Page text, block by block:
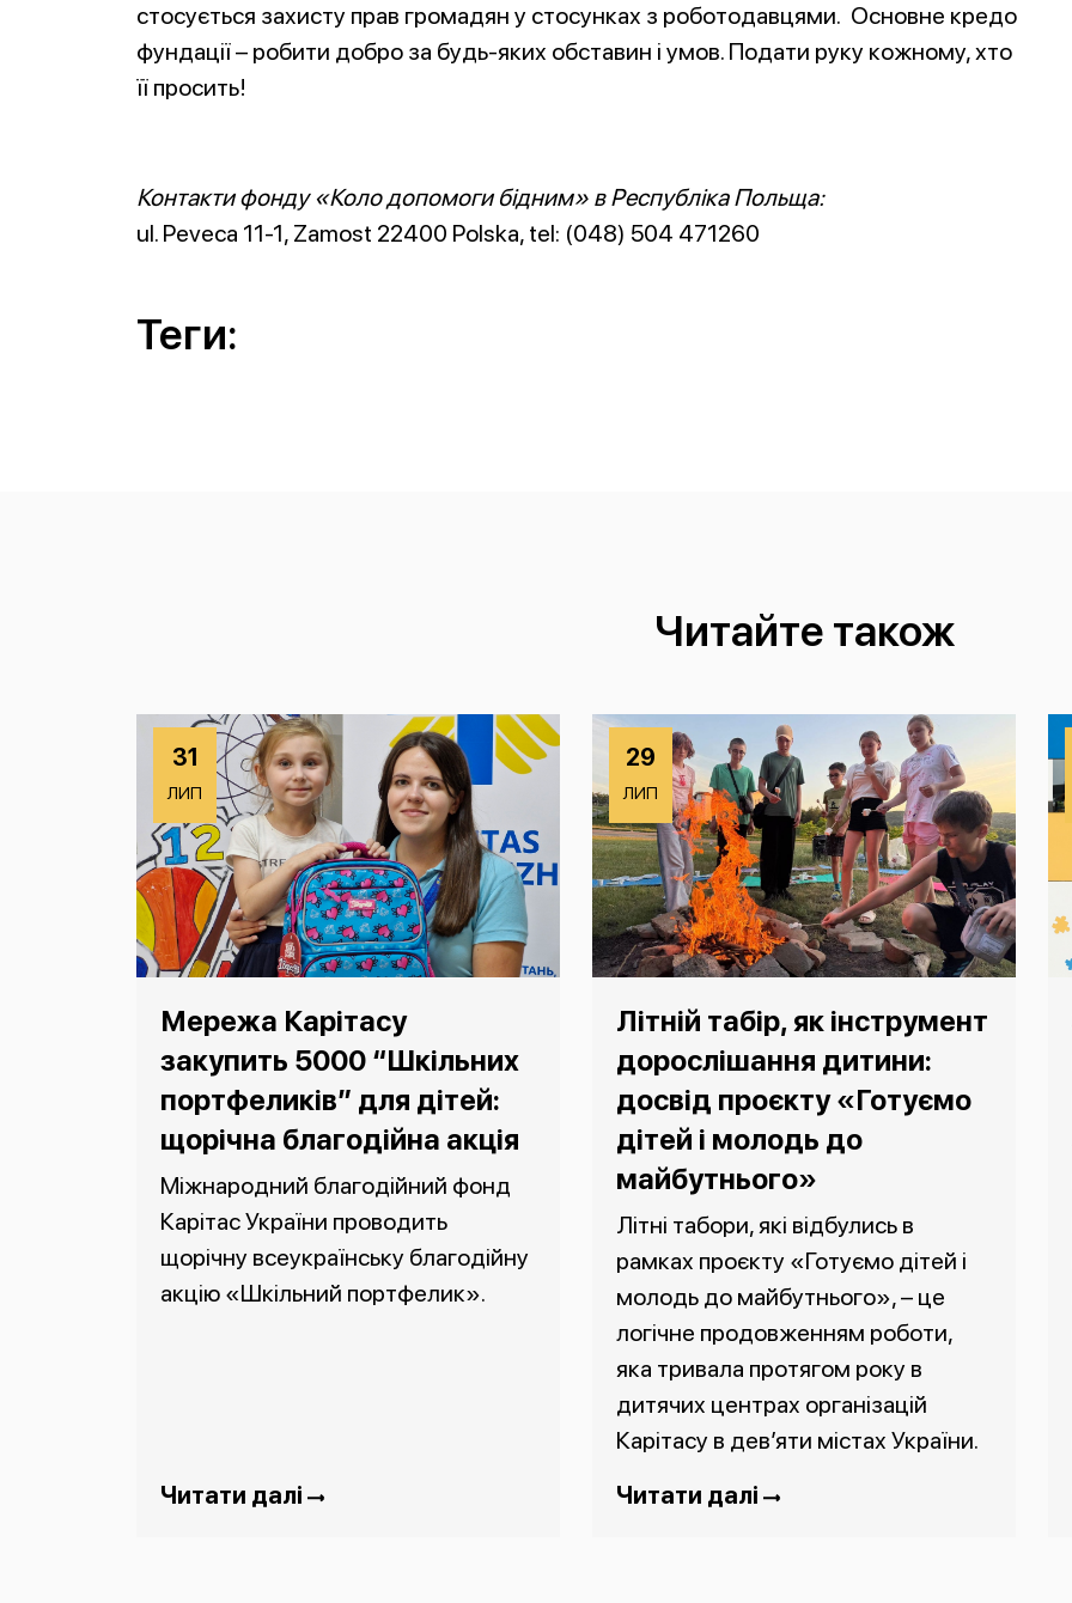
стосується захисту прав громадян у стосунках з роботодавцями. Основне кредо
фундації – робити добро за будь-яких обставин і умов. Подати руку кожному, хто
її просить!
Контакти фонду «Коло допомоги бідним» в Республіка Польща:
ul. Peveca 11-1, Zamost 22400 Polska, tel: (048) 504 471260
Теги:
Читайте також
31
ЛИП
Мережа Карітасу
закупить 5000 “Шкільних
портфеликів” для дітей:
щорічна благодійна акція
Міжнародний благодійний фонд
Карітас України проводить
щорічну всеукраїнську благодійну
акцію «Шкільний портфелик».
Читати далі
29
ЛИП
Літній табір, як інструмент
дорослішання дитини:
досвід проєкту «Готуємо
дітей і молодь до
майбутнього»
Літні табори, які відбулись в
рамках проєкту «Готуємо дітей і
молодь до майбутнього», – це
логічне продовженням роботи,
яка тривала протягом року в
дитячих центрах організацій
Карітасу в дев’яти містах України.
Читати далі